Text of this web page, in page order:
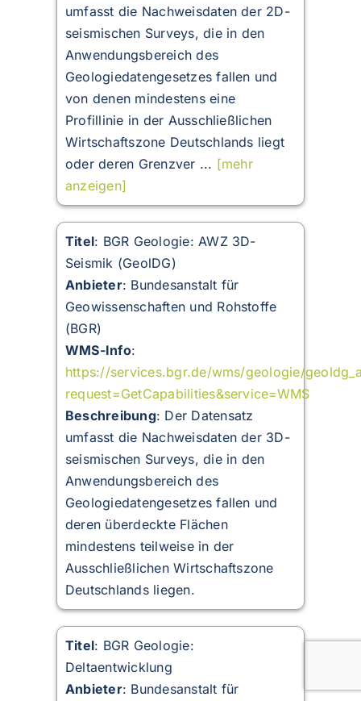
umfasst die Nachweisdaten der 2D-
seismischen Surveys, die in den
Anwendungsbereich des
Geologiedatengesetzes fallen und
von denen mindestens eine
Profillinie in der Ausschließlichen
Wirtschaftszone Deutschlands liegt
oder deren Grenzver ... [mehr
anzeigen]
Titel: BGR Geologie: AWZ 3D-
Seismik (GeolDG)
Anbieter: Bundesanstalt für
Geowissenschaften und Rohstoffe
(BGR)
WMS-Info:
https://services.bgr.de/wms/geologie/
request=GetCapabilities&service=WMS
Beschreibung: Der Datensatz
umfasst die Nachweisdaten der 3D-
seismischen Surveys, die in den
Anwendungsbereich des
Geologiedatengesetzes fallen und
deren überdeckte Flächen
mindestens teilweise in der
Ausschließlichen Wirtschaftszone
Deutschlands liegen.
Titel: BGR Geologie:
Deltaentwicklung
Anbieter: Bundesanstalt für